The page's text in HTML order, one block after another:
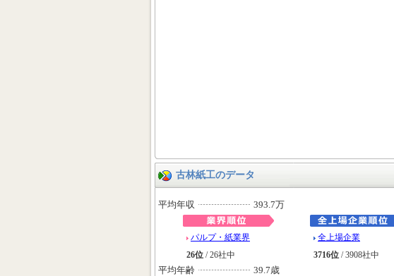
古林紙工のデータ
平均年収 393.7万
パルプ・紙業界
26位 / 26社中
全上場企業
3716位 / 3908社中
平均年齢
39.7歳